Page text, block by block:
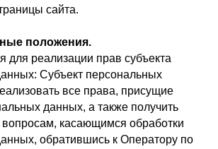
сайта.
положения.
реализации прав субъекта
Субъект персональных
все права, присущие
данных, а также получить
вопросам, касающимся обработки
обратившись к Оператору по